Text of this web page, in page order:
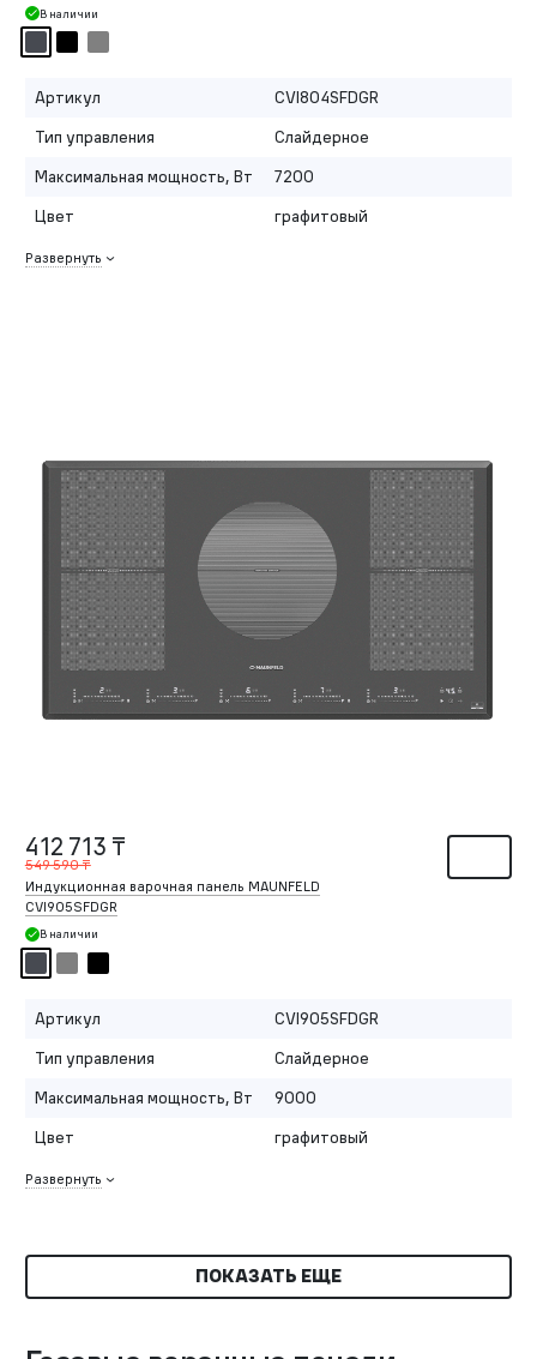
В наличии
Артикул
CVI804SFDGR
Тип управления
Слайдерное
Максимальная мощность, Вт
7200
Цвет
графитовый
Развернуть
412 713 ₸
549 590 ₸
Индукционная варочная панель MAUNFELD
CVI905SFDGR
В наличии
Артикул
CVI905SFDGR
Тип управления
Слайдерное
Максимальная мощность, Вт
9000
Цвет
графитовый
Развернуть
ПОКАЗАТЬ ЕЩЕ